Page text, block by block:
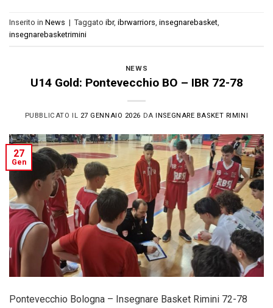
Inserito in News | Taggato ibr, ibrwarriors, insegnarebasket,
insegnarebasketrimini
NEWS
U14 Gold: Pontevecchio BO – IBR 72-78
PUBBLICATO IL 27 GENNAIO 2026 DAINSEGNARE BASKET RIMINI
27
Gen
Pontevecchio Bologna – Insegnare Basket Rimini 72-78